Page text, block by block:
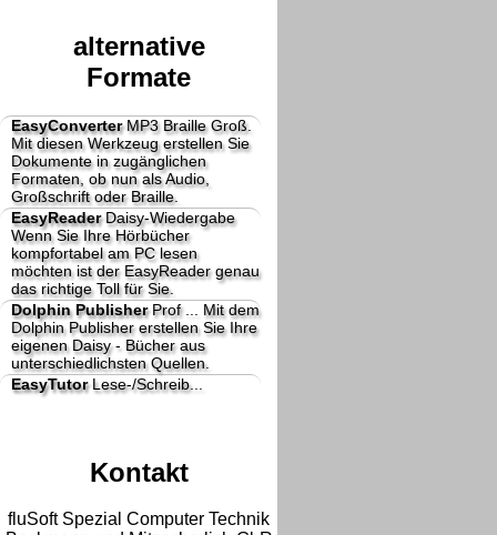
alternative
Formate
EasyConverterMP3 Braille Groß.
Mit diesen Werkzeug erstellen Sie
Dokumente in zugänglichen
Formaten, ob nun als Audio,
Großschrift oder Braille.
EasyReaderDaisy-Wiedergabe
Wenn Sie Ihre Hörbücher
kompfortabel am PC lesen
möchten ist der EasyReader genau
das richtige Toll für Sie.
Dolphin PublisherProf ...
Mit dem
Dolphin Publisher erstellen Sie Ihre
eigenen Daisy - Bücher aus
unterschiedlichsten Quellen.
EasyTutorLese-/Schreib...
Kontakt
fluSoft Spezial Computer Technik